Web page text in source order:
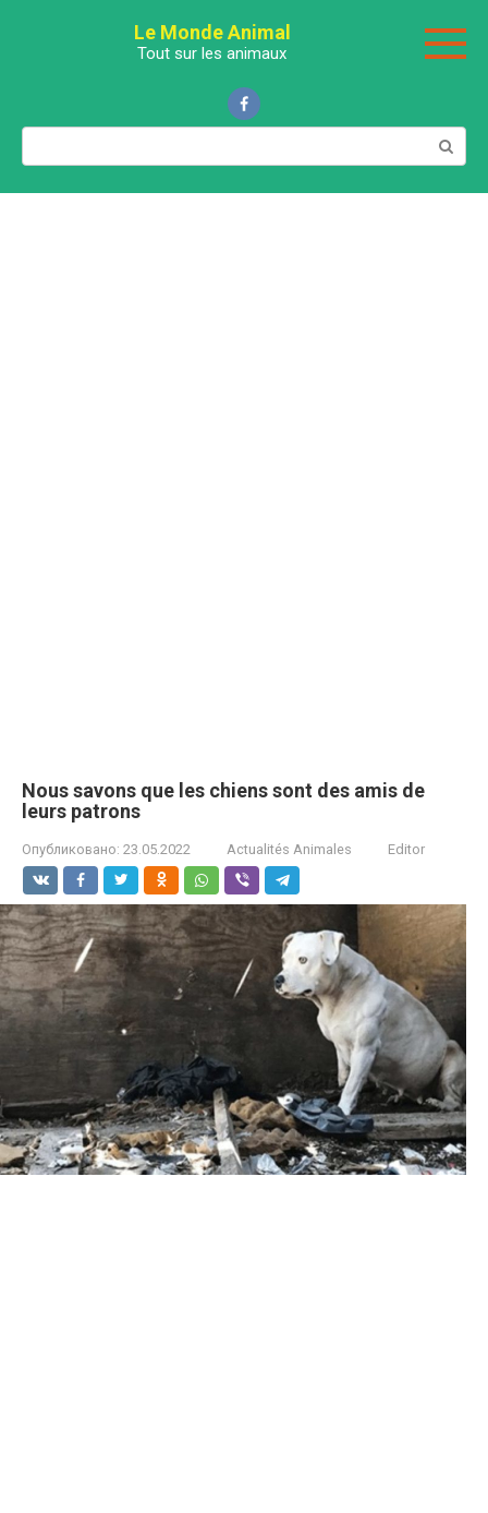
Le Monde Animal
Tout sur les animaux
Поиск:
Nous savons que les chiens sont des amis de
leurs patrons
Опубликовано: 23.05.2022 Actualités Animales Editor